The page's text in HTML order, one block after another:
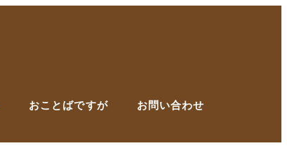
おことばですが お問い合わせ